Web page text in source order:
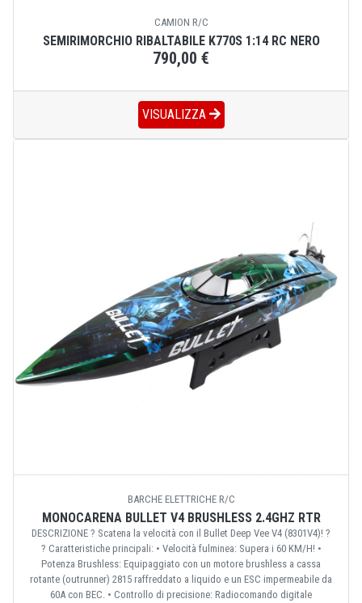
CAMION R/C
SEMIRIMORCHIO RIBALTABILE K770S 1:14 RC NERO
790,00 €
VISUALIZZA
BARCHE ELETTRICHE R/C
MONOCARENA BULLET V4 BRUSHLESS 2.4GHZ RTR
DESCRIZIONE ? Scatena la velocità con il Bullet Deep Vee V4 (8301V4)! ?
? Caratteristiche principali: • Velocità fulminea: Supera i 60 KM/H! •
Potenza Brushless: Equipaggiato con un motore brushless a cassa
rotante (outrunner) 2815 raffreddato a liquido e un ESC impermeabile da
60A con BEC. • Controllo di precisione: Radiocomando digitale